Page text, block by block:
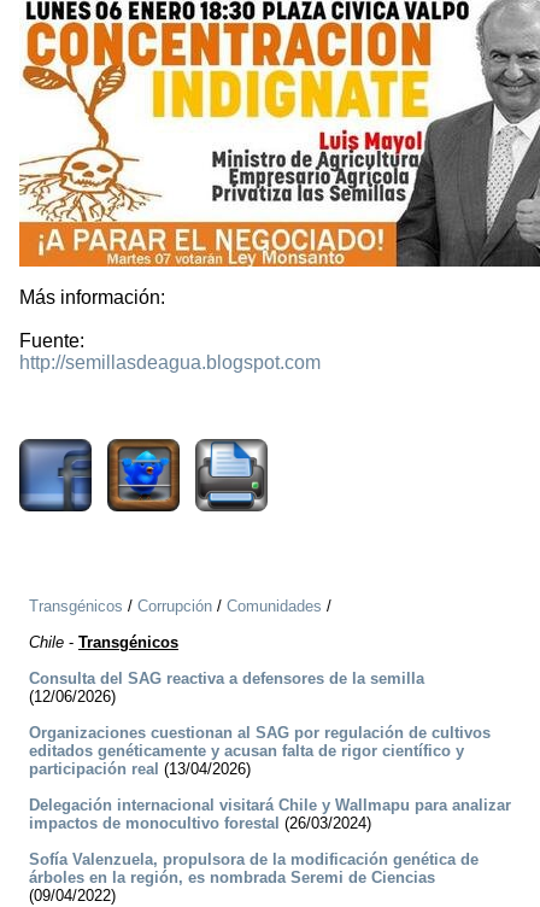
Más información:
Fuente:
http://semillasdeagua.blogspot.com
Transgénicos / Corrupción / Comunidades /
Chile - Transgénicos
Consulta del SAG reactiva a defensores de la semilla
(12/06/2026)
Organizaciones cuestionan al SAG por regulación de cultivos
editados genéticamente y acusan falta de rigor científico y
participación real (13/04/2026)
Delegación internacional visitará Chile y Wallmapu para analizar
impactos de monocultivo forestal (26/03/2024)
Sofía Valenzuela, propulsora de la modificación genética de
árboles en la región, es nombrada Seremi de Ciencias
(09/04/2022)